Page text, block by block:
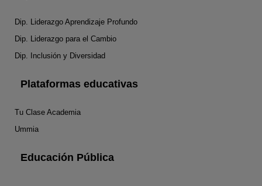
Dip. Liderazgo Aprendizaje Profundo
Dip. Liderazgo para el Cambio
Dip. Inclusión y Diversidad
Plataformas educativas
Tu Clase Academia
Ummia
Educación Pública